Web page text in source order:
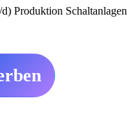
Produktion Schaltanlagen